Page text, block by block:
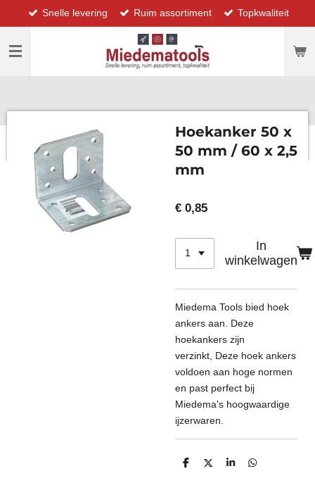
direct
naar
hoofdinhoud
Snelle levering Ruim assortiment Topkwaliteit
Hoekanker 50 x
50 mm / 60 x 2,5
mm
€ 0,85
In
winkelwagen
Miedema Tools bied hoek
ankers aan. Deze
hoekankers zijn
verzinkt, Deze hoek ankers
voldoen aan hoge normen
en past perfect bij
Miedema's hoogwaardige
ijzerwaren.
D
D
S
D